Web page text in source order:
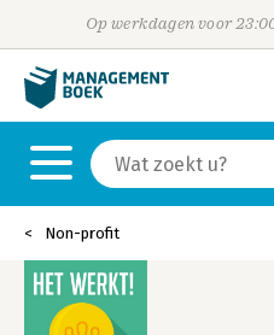
Op werkdagen voor
Non-profit